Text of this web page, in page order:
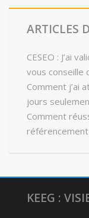
ARTICLES
CESEO : J’ai
vous conseille
Comment j’ai
jours
Comment
référencement
KEEG :